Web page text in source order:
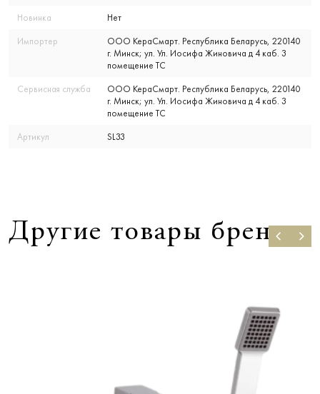
Новинка Нет
Импортер
ООО КераСмарт. Республика Беларусь, 220140
г. Минск; ул. Ул. Иосифа Жиновича д 4 каб. 3
помещение ТС
Сервисная служба
ООО КераСмарт. Республика Беларусь, 220140
г. Минск; ул. Ул. Иосифа Жиновича д 4 каб. 3
помещение ТС
Артикул SL33
Другие товары бренда